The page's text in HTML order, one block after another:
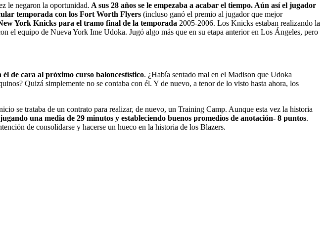
le negaron la oportunidad. A sus 28 años se le empezaba a acabar el tiempo. Aún así el jugador
temporada con los Fort Worth Flyers (incluso ganó el premio al jugador que mejor
York Knicks para el tramo final de la temporada 2005-2006. Los Knicks estaban realizando la
el equipo de Nueva York Ime Udoka. Jugó algo más que en su etapa anterior en Los Ángeles, pero
de cara al próximo curso baloncestístico. ¿Había sentado mal en el Madison que Udoka
Quizá simplemente no se contaba con él. Y de nuevo, a tenor de lo visto hasta ahora, los
se trataba de un contrato para realizar, de nuevo, un Training Camp. Aunque esta vez la historia
una media de 29 minutos y estableciendo buenos promedios de anotación- 8 puntos.
de consolidarse y hacerse un hueco en la historia de los Blazers.